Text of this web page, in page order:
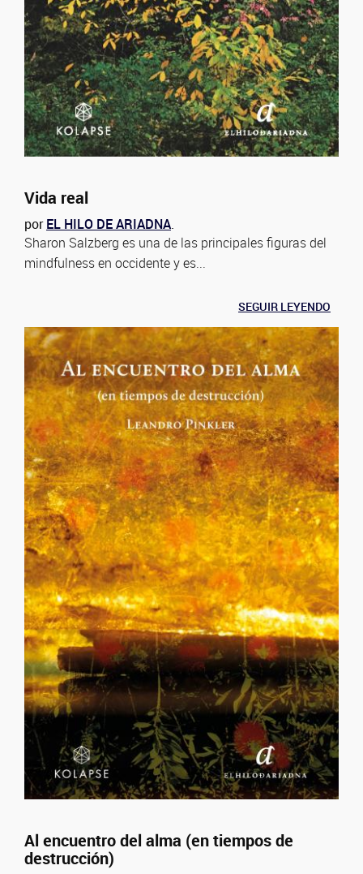
Vida real
porEL HILO DE ARIADNA.
Sharon Salzberg es una de las principales figuras del
mindfulness en occidente y es...
SEGUIR LEYENDO
Al encuentro del alma (en tiempos de
destrucción)